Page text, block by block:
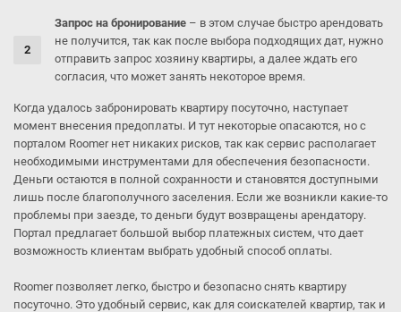
Запрос на бронирование – в этом случае быстро арендовать
не получится, так как после выбора подходящих дат, нужно
отправить запрос хозяину квартиры, а далее ждать его
согласия, что может занять некоторое время.
Когда удалось забронировать квартиру посуточно, наступает
момент внесения предоплаты. И тут некоторые опасаются, но с
порталом Roomer нет никаких рисков, так как сервис располагает
необходимыми инструментами для обеспечения безопасности.
Деньги остаются в полной сохранности и становятся доступными
лишь после благополучного заселения. Если же возникли какие-то
проблемы при заезде, то деньги будут возвращены арендатору.
Портал предлагает большой выбор платежных систем, что дает
возможность клиентам выбрать удобный способ оплаты.
Roomer позволяет легко, быстро и безопасно снять квартиру
посуточно. Это удобный сервис, как для соискателей квартир, так и